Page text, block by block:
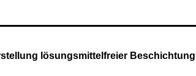
lösungsmittelfreier